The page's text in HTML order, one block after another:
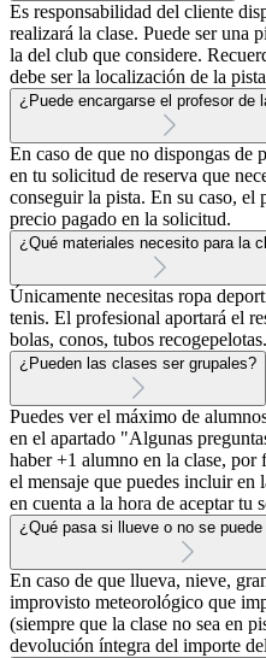
Es responsabilidad del cliente
realizará la clase. Puede ser una
la del club que considere.
debe ser la localización de la
¿Puede encargarse el profesor de
En caso de que no dispongas de
en tu solicitud de reserva que
conseguir la pista. En su caso, el
precio pagado en la solicitud.
¿Qué materiales necesito para la
Únicamente necesitas ropa
tenis. El profesional aportará el
bolas, conos, tubos
¿Pueden las clases ser grupales?
Puedes ver el máximo de
en el apartado "Algunas
haber +1 alumno en la clase, por
el mensaje que puedes incluir en
en cuenta a la hora de aceptar tu
¿Qué pasa si llueve o no se
En caso de que llueva, nieve,
improvisto meteorológico que
(siempre que la clase no sea en
devolución íntegra del importe